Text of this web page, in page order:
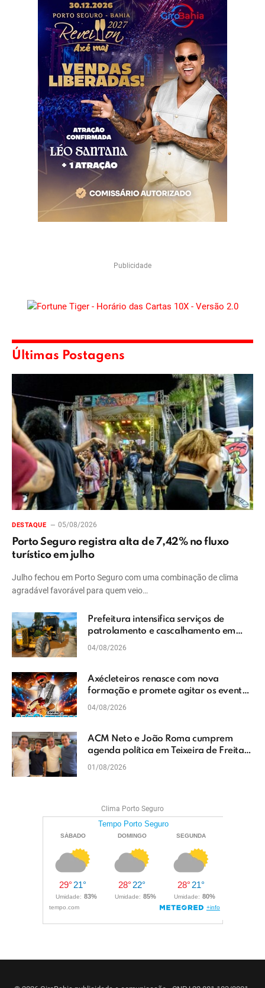
Publicidade
Últimas Postagens
DESTAQUE 05/08/2026
Porto Seguro registra alta de 7,42% no fluxo
turístico em julho
Julho fechou em Porto Seguro com uma combinação de clima
agradável favorável para quem veio…
Prefeitura intensifica serviços de
patrolamento e cascalhamento em
Vera Cruz
04/08/2026
Axécleteiros renasce com nova
formação e promete agitar os eventos
do Extremo Sul da Bahia
04/08/2026
ACM Neto e João Roma cumprem
agenda política em Teixeira de Freitas
e reforçam projeto para o Extremo Sul
01/08/2026
Clima Porto Seguro